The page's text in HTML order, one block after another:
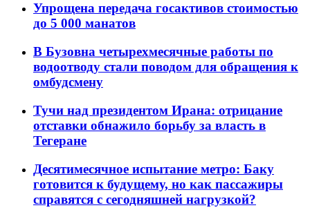
Упрощена передача госактивов стоимостью
до 5 000 манатов
В Бузовна четырехмесячные работы по
водоотводу стали поводом для обращения к
омбудсмену
Тучи над президентом Ирана: отрицание
отставки обнажило борьбу за власть в
Тегеране
Десятимесячное испытание метро: Баку
готовится к будущему, но как пассажиры
справятся с сегодняшней нагрузкой?